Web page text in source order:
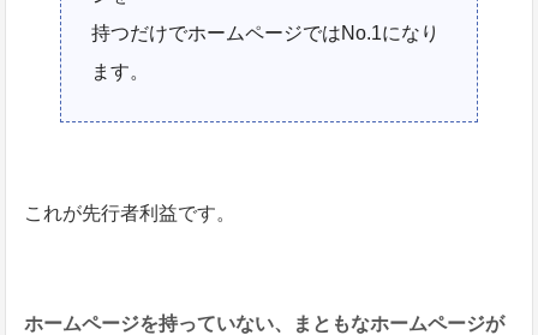
持つだけでホームページではNo.1になり
ます。
これが先行者利益です。
ホームページを持っていない、まともなホームページが